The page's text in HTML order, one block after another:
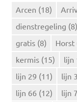
Arcen (18)
dienstregeling (8)
gratis (8) Horst
kermis (15) lijn
lijn 29 (11) lijn
lijn 66 (12) lijn